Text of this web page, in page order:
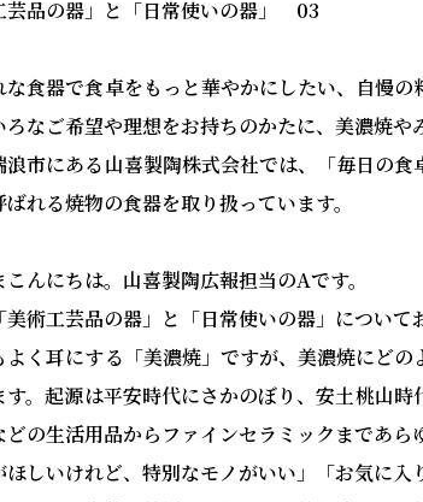
芸品の器」と「日常使いの器」 03
な食器で食卓をもっと華やかにしたい、自慢
ろなご希望や理想をお持ちのかたに、美濃焼や
浪市にある山喜製陶株式会社では、「毎日の
れる焼物の食器を取り扱っています。
んにちは。山喜製陶広報担当のAです。
術工芸品の器」と「日常使いの器」について
よく耳にする「美濃焼」ですが、美濃焼にど
す。起源は平安時代にさかのぼり、安土桃山
どの生活用品からファインセラミックまであ
ほしいけれど、特別なモノがいい」「お気に